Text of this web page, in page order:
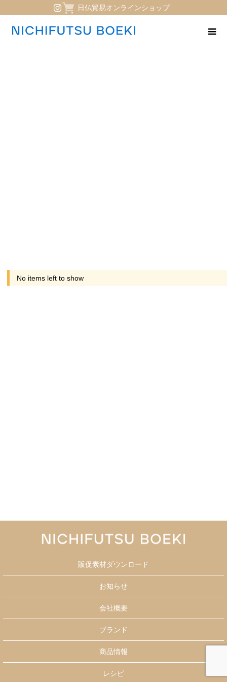
日仏貿易オンラインショップ
No items left to show
販促素材ダウンロード
お知らせ
会社概要
ブランド
商品情報
レシピ